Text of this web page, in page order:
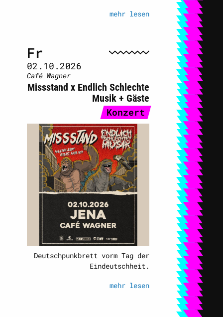
mehr lesen
Fr
02.10.2026
Café Wagner
Missstand x Endlich Schlechte
Musik + Gäste
Konzert
Deutschpunkbrett vorm Tag der
Eindeutschheit.
mehr lesen